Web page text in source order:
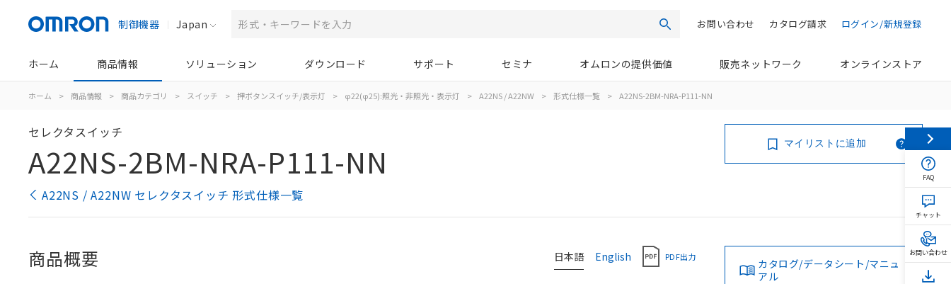
制御機器 Japan 検索 ログイン/新規登録
カタログ請求
お問い合わせ
ホーム 商品情報 ソリューション ダウンロード サポート セミナ オムロンの提供価値 販売ネットワーク オンラインストア
ホーム > 商品情報 > 商品カテゴリ > スイッチ > 押ボタンスイッチ/表示灯 > φ22(φ25):照光・非照光・表示灯 > A22NS / A22NW > 形式仕様一覧 > A22NS-2BM-NRA-P111-NN
セレクタスイッチ
A22NS-2BM-NRA-P111-NN
A22NS / A22NW セレクタスイッチ 形式仕様一覧
マイリストに追加
日本語 English PDF出力
商品概要
カタログ/データシート/マニュ
アル
FAQ
チャット
お問い合わせ